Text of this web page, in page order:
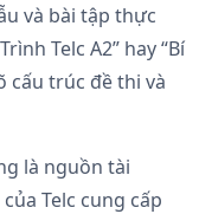
và bài tập thực
Telc A2” hay “Bí
cấu trúc đề thi và
là nguồn tài
Telc cung cấp